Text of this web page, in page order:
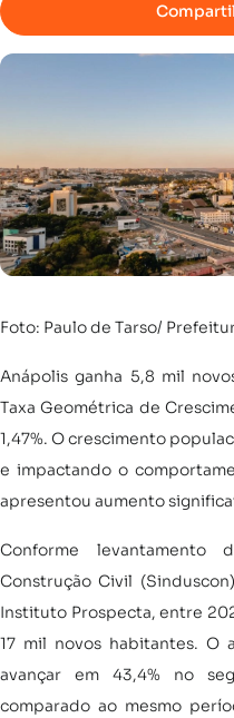
Foto: Paulo de Tarso/
Anápolis ganha 5,8 mil
Taxa Geométrica de
1,47%. O crescimento
e impactando o
apresentou aumento
Conforme
Construção Civil
Instituto Prospecta, entre
17 mil novos habitantes. O
avançar em 43,4% no
comparado ao mesmo